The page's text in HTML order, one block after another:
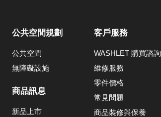
公共空間規劃
公共空間
無障礙設施
商品訊息
新品上市
客戶服務
WASHLET 購買諮詢
維修服務
零件價格
常見問題
商品裝修與保養